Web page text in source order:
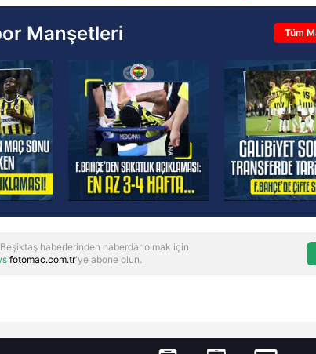
Manşetleri Tüm
haberlerinden haberdar olmak için
fotomac.com.tr'ye abone olun.